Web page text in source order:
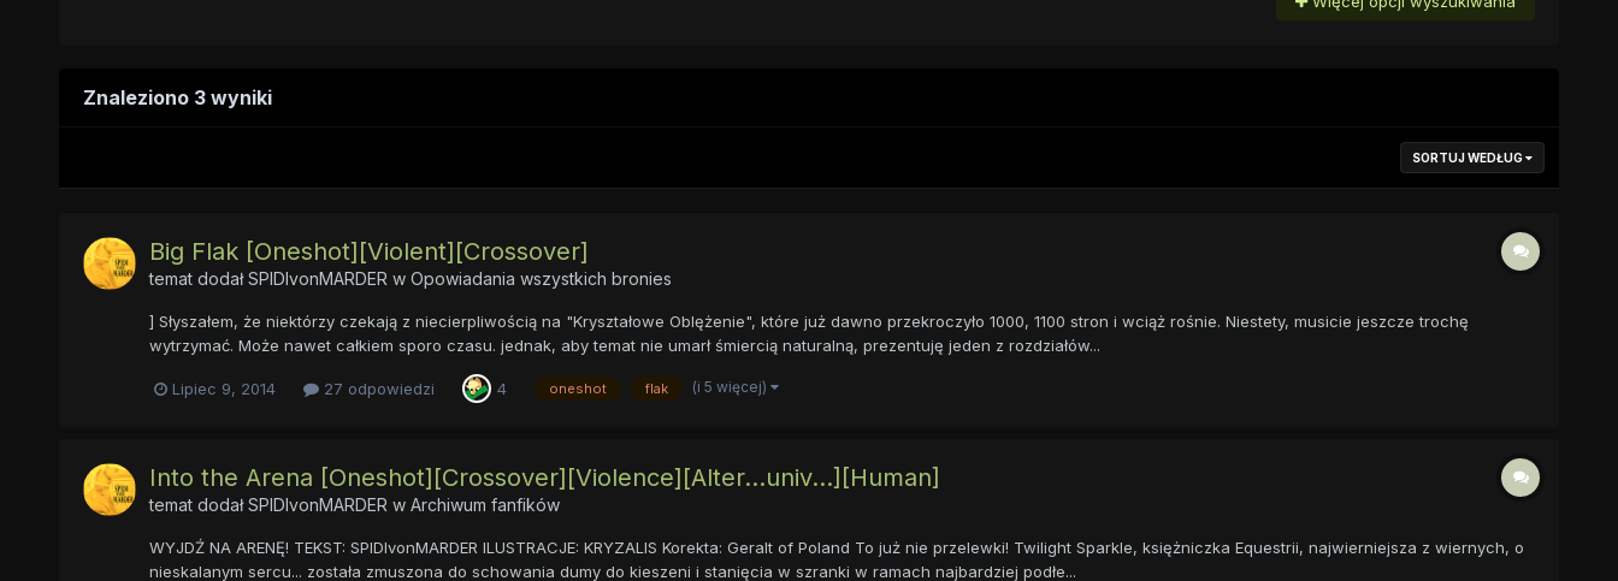
Znaleziono 3 wyniki
SORTUJ WEDŁUG
Big Flak [Oneshot][Violent][Crossover]
temat dodałSPIDIvonMARDER w Opowiadania wszystkich bronies
] Słyszałem, że niektórzy czekają z niecierpliwością na "Kryształowe Oblężenie", które już dawno przekroczyło 1000, 1100 stron i wciąż rośnie. Niestety, musicie jeszcze trochę
wytrzymać. Może nawet całkiem sporo czasu. jednak, aby temat nie umarł śmiercią naturalną, prezentuję jeden z rozdziałów...
Lipiec 9, 2014 27 odpowiedzi 4 oneshot flak (i 5 więcej)
Into the Arena [Oneshot][Crossover][Violence][Alter...univ...][Human]
temat dodałSPIDIvonMARDER w Archiwum fanfików
WYJDŹ NA ARENĘ! TEKST: SPIDIvonMARDER ILUSTRACJE: KRYZALIS Korekta: Geralt of Poland To już nie przelewki! Twilight Sparkle, księżniczka Equestrii, najwierniejsza z wiernych, o
nieskalanym sercu... została zmuszona do schowania dumy do kieszeni i stanięcia w szranki w ramach najbardziej podłe...